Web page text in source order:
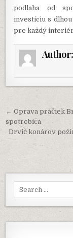
podlaha od
investíciu s
pre každý
Navigácia
v
článku
← Oprava práčiek
spotrebiča
Drvič konárov
for: